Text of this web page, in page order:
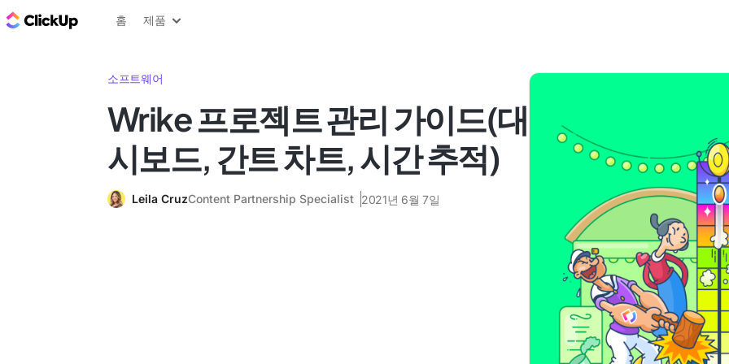
ClickUp 블로그
홈 제품
소프트웨어
Wrike 프로젝트 관리 가이드(대
시보드, 간트 차트, 시간 추적)
Leila CruzContent Partnership Specialist 2021년 6월 7일